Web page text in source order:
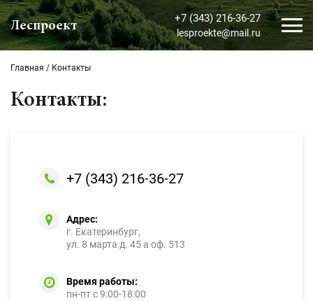
Леспроект +7 (343) 216-36-27
lesproekte@mail.ru
Главная / Контакты
Контакты:
+7 (343) 216-36-27
Адрес:
г. Екатеринбург,
ул. 8 марта д. 45 а оф. 513
Время работы:
пн-пт с 9:00-18:00